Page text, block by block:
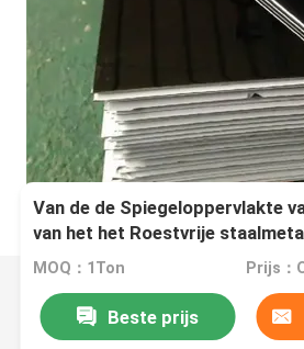
Van de de Spiegeloppervlakte
van het het Roestvrije
304L 1500X3000mm
MOQ：1Ton Prijs：
Beste prijs